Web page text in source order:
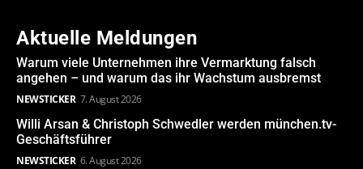
Aktuelle Meldungen
Warum viele Unternehmen ihre Vermarktung falsch
angehen – und warum das ihr Wachstum ausbremst
NEWSTICKER 7. August 2026
Willi Arsan & Christoph Schwedler werden münchen.tv-
Geschäftsführer
NEWSTICKER 6. August 2026